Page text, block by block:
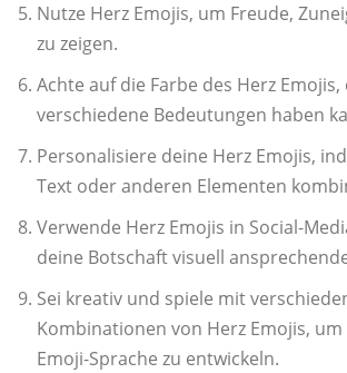
Nutze Herz Emojis, um Freude,
zu zeigen.
Achte auf die Farbe des Herz Emojis,
verschiedene Bedeutungen haben
Personalisiere deine Herz Emojis,
Text oder anderen Elementen
Verwende Herz Emojis in Social-
deine Botschaft visuell
Sei kreativ und spiele mit
Kombinationen von Herz Emojis, um
Emoji-Sprache zu entwickeln.